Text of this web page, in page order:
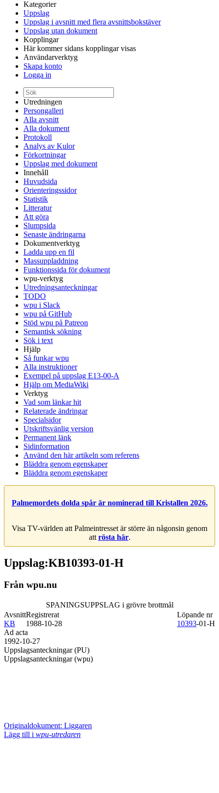
Kategorier
Uppslag
Uppslag i avsnitt med flera avsnittsbokstäver
Uppslag utan dokument
Kopplingar
Här kommer sidans kopplingar visas
Användarverktyg
Skapa konto
Logga in
Utredningen
Persongalleri
Alla avsnitt
Alla dokument
Protokoll
Analys av Kulor
Förkortningar
Uppslag med dokument
Innehåll
Huvudsida
Orienteringssidor
Statistik
Litteratur
Att göra
Slumpsida
Senaste ändringarna
Dokumentverktyg
Ladda upp en fil
Massuppladdning
Funktionssida för dokument
wpu-verktyg
Utredningsanteckningar
TODO
wpu i Slack
wpu på GitHub
Stöd wpu på Patreon
Semantisk sökning
Sök i text
Hjälp
Så funkar wpu
Alla instruktioner
Exempel på uppslag E13-00-A
Hjälp om MediaWiki
Verktyg
Vad som länkar hit
Relaterade ändringar
Specialsidor
Utskriftsvänlig version
Permanent länk
Sidinformation
Använd den här artikeln som referens
Bläddra genom egenskaper
Bläddra genom egenskaper
Palmemordets dolda spår är nominerad till Kristallen 2026.
Visa TV-världen att Palmeintresset är större än någonsin genom
att rösta här.
Uppslag:KB10393-01-H
Från wpu.nu
SPANINGSUPPSLAG i grövre brottmål
Avsnitt
KB
Löpande nr
10393-01-H
Registrerat
1988-10-28
Ad acta
1992-10-27
Uppslagsanteckningar (PU)
Uppslagsanteckningar (wpu)
Originaldokument: Liggaren
Lägg till i wpu-utredaren